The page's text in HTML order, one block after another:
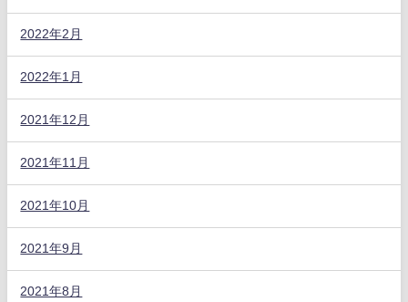
2022年2月
2022年1月
2021年12月
2021年11月
2021年10月
2021年9月
2021年8月